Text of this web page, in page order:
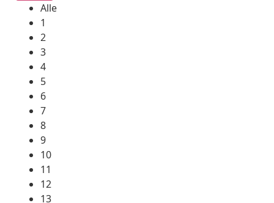
Alle
1
2
3
4
5
6
7
8
9
10
11
12
13